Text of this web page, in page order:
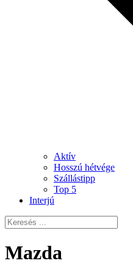
Aktív
Hosszú hétvége
Szállástipp
Top 5
Interjú
Mazda